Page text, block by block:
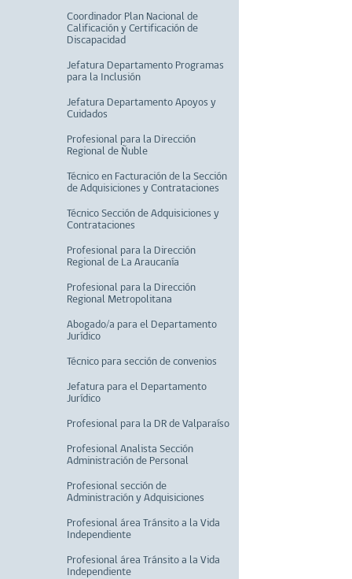
Coordinador Plan Nacional de
Calificación y Certificación de
Discapacidad
Jefatura Departamento Programas
para la Inclusión
Jefatura Departamento Apoyos y
Cuidados
Profesional para la Dirección
Regional de Ñuble
Técnico en Facturación de la Sección
de Adquisiciones y Contrataciones
Técnico Sección de Adquisiciones y
Contrataciones
Profesional para la Dirección
Regional de La Araucanía
Profesional para la Dirección
Regional Metropolitana
Abogado/a para el Departamento
Jurídico
Técnico para sección de convenios
Jefatura para el Departamento
Jurídico
Profesional para la DR de Valparaíso
Profesional Analista Sección
Administración de Personal
Profesional sección de
Administración y Adquisiciones
Profesional área Tránsito a la Vida
Independiente
Profesional área Tránsito a la Vida
Independiente